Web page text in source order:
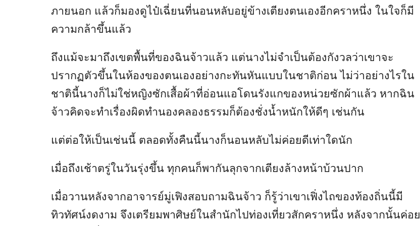
ภายนอก แล้วก็มองดูไป๋เฉี่ยนที่นอนหลับอยู่ข้างเตียงตนเองอีกคราหนึ่ง ในใจก็มี
ความกล้าขึ้นแล้ว
ถึงแม้จะมาถึงเขตพื้นที่ของฉินจ้าวแล้ว แต่นางไม่จำเป็นต้องกังวลว่าเขาจะ
ปรากฏตัวขึ้นในห้องของตนเองอย่างกะทันหันแบบในชาติก่อน ไม่ว่าอย่างไรใน
ชาตินี้นางก็ไม่ใช่หญิงซักเสื้อผ้าที่อ่อนแอโดนรังแกของหน่วยซักผ้าแล้ว หากฉิน
จ้าวคิดจะทำเรื่องผิดทำนองคลองธรรมก็ต้องชั่งน้ำหนักให้ดีๆ เช่นกัน
แต่ต่อให้เป็นเช่นนี้ ตลอดทั้งคืนนี้นางก็นอนหลับไม่ค่อยดีเท่าใดนัก
เมื่อถึงเช้าตรู่ในวันรุ่งขึ้น ทุกคนก็พากันลุกจากเตียงล้างหน้าบ้วนปาก
เมื่อวานหลังจากอาจารย์มู่เฟิงสอบถามฉินจ้าว ก็รู้ว่าเขาเฟิ่งไถของท้องถิ่นนี้มี
ทิวทัศน์งดงาม จึงเตรียมพาศิษย์ในสำนักไปท่องเที่ยวสักคราหนึ่ง หลังจากนั้นค่อย